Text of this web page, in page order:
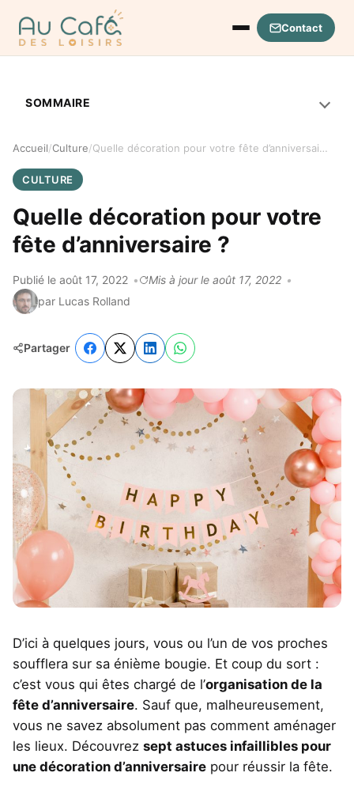
Ouvrir le menu
Contact
Accueil Culture Quelle décoration pour votre fête d’anniversaire ?
CULTURE
Quelle décoration pour votre
fête d’anniversaire ?
Publié le août 17, 2022
Mis à jour le août 17, 2022
par Lucas Rolland
Partager
D’ici à quelques jours, vous ou l’un de vos proches
soufflera sur sa énième bougie. Et coup du sort :
c’est vous qui êtes chargé de l’organisation de la
fête d’anniversaire. Sauf que, malheureusement,
vous ne savez absolument pas comment aménager
les lieux. Découvrez sept astuces infaillibles pour
une décoration d’anniversaire pour réussir la fête.
SOMMAIRE